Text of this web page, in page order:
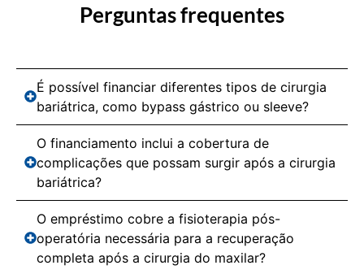
Perguntas frequentes
É possível financiar diferentes tipos de cirurgia
bariátrica, como bypass gástrico ou sleeve?
O financiamento inclui a cobertura de
complicações que possam surgir após a cirurgia
bariátrica?
O empréstimo cobre a fisioterapia pós-
operatória necessária para a recuperação
completa após a cirurgia do maxilar?